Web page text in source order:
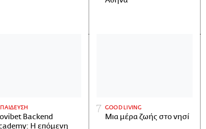
Backend
Η επόμενη
GOOD LIVING
Μια μέρα ζωής στο νησί